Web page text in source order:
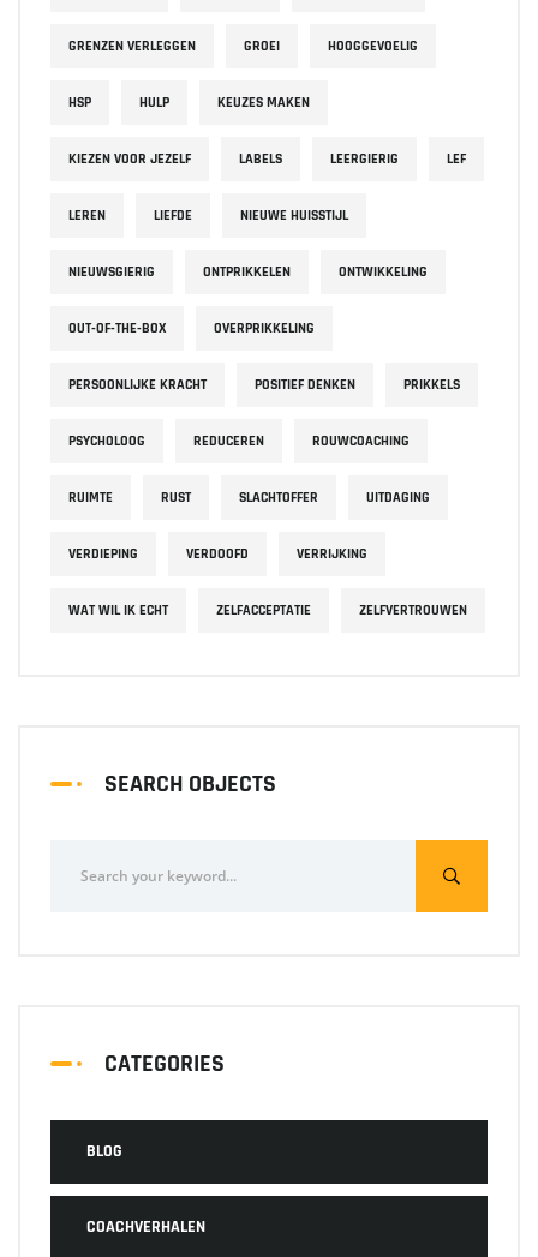
GRENZEN VERLEGGEN GROEI HOOGGEVOELIG
HSP HULP KEUZES MAKEN
KIEZEN VOOR JEZELF LABELS LEERGIERIG LEF
LEREN LIEFDE NIEUWE HUISSTIJL
NIEUWSGIERIG ONTPRIKKELEN ONTWIKKELING
OUT-OF-THE-BOX OVERPRIKKELING
PERSOONLIJKE KRACHT POSITIEF DENKEN PRIKKELS
PSYCHOLOOG REDUCEREN ROUWCOACHING
RUIMTE RUST SLACHTOFFER UITDAGING
VERDIEPING VERDOOFD VERRIJKING
WAT WIL IK ECHT ZELFACCEPTATIE ZELFVERTROUWEN
SEARCH OBJECTS
CATEGORIES
BLOG
COACHVERHALEN